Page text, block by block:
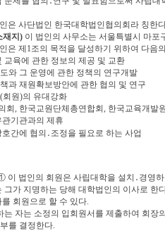
은 사단법인 한국대학법인협의회라 칭한
지 ) 이 법인의 사무소는 서울특별시 마포
은 제 1조의 목적을 달성하기 위하여 다음
교육에 관한 정보의 제공 및 교환
와 그 운영에 관한 정책의 연구개발
과 재원확보방안에 관한 협의 및 연구
(회원)의 유대강화
회 , 한국교원단체총연합회 , 한국교육개발원
기관과의 제휴
간에 협의 ․ 조정을 필요로 하는 사업
이 법인의 회원은 사립대학을 설치 ․ 경영
그가 지명하는 당해 대학법인의 이사로 한
회원으로 할 수 있다.
는 자는 소정의 입회원서를 제출하여 회장
를 결정한다.